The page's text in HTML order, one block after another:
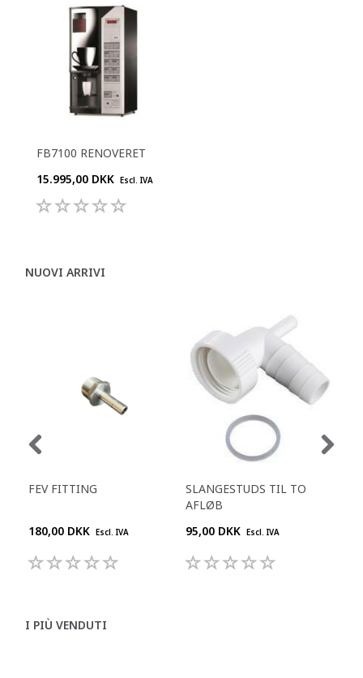
FB7100 RENOVERET
15.995,00 DKK Escl. IVA
NUOVI ARRIVI
FEV FITTING
180,00 DKK Escl. IVA
SLANGESTUDS TIL TO
AFLØB
95,00 DKK Escl. IVA
I PIÙ VENDUTI